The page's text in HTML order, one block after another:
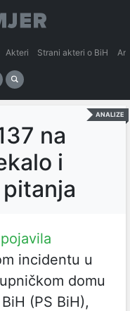
Akteri Strani akteri o BiH
ANALIZE
na
i
pojavila
incidentu u
domu
(PS BiH),